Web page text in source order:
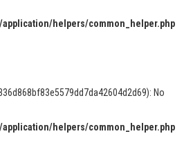
helpers/common_helper.php
No
helpers/common_helper.php